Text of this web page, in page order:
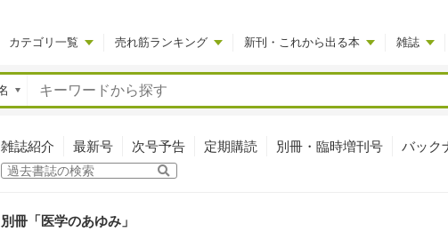
カテゴリ一覧 売れ筋ランキング 新刊・これから出る本 雑誌
雑誌紹介 最新号 次号予告 定期購読 別冊・臨時増刊号 バック
別冊「医学のあゆみ」